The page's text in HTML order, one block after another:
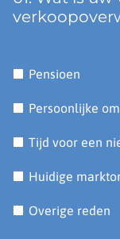
Pensioen
Persoonlijke
Tijd voor een
Huidige
Overige reden